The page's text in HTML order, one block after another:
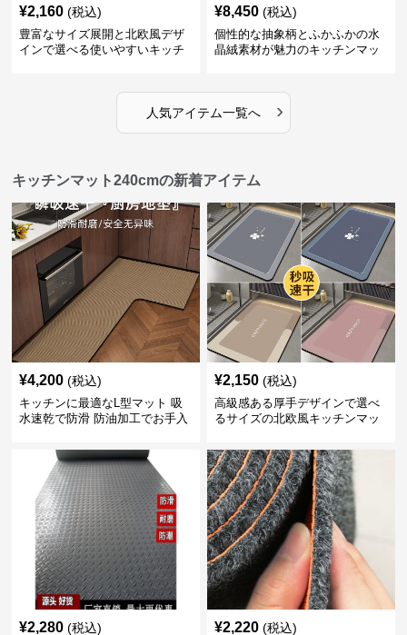
¥2,160 (税込)
豊富なサイズ展開と北欧風デザ
インで選べる使いやすいキッチ
¥8,450 (税込)
個性的な抽象柄とふかふかの水
晶絨素材が魅力のキッチンマッ
人気アイテム一覧へ ›
キッチンマット240cmの新着アイテム
¥4,200 (税込)
キッチンに最適なL型マット 吸
水速乾で防滑 防油加工でお手入
¥2,150 (税込)
高級感ある厚手デザインで選べ
るサイズの北欧風キッチンマッ
¥2,280 (税込) ¥2,220 (税込)